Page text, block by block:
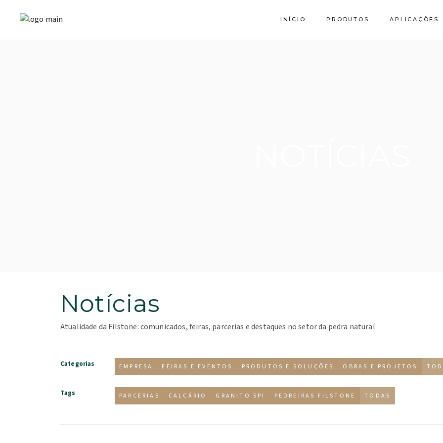
INÍCIO PRODUTOS APLICAÇÕES
Notícias
Atualidade da Filstone: comunicados, feiras, parcerias e destaques no setor da pedra natural
Categorias EMPRESA FEIRAS E EVENTOS PRODUTOS E SOLUÇÕES OBRAS E PROJETOS
Tags PARCERIAS CALCÁRIO GRANITO SPI PEDREIRAS FILSTONE TODAS